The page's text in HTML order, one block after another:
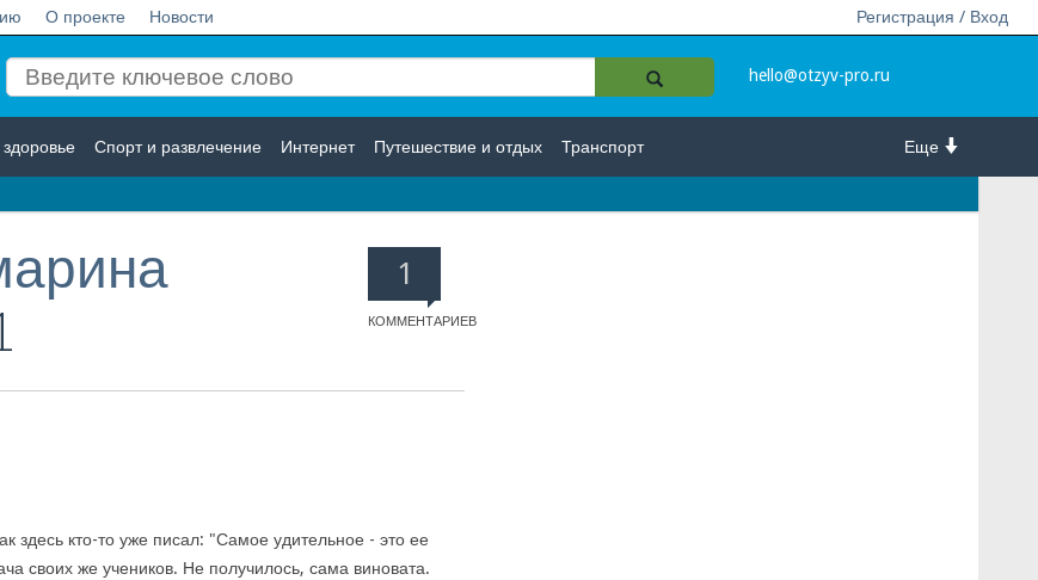
О проекте Новости Регистрация / Вход
hello@otzyv-pro.ru
Еще
Спорт и развлечение Интернет Путешествие и отдых Транспорт
1
КОММЕНТАРИЕВ
здесь кто-то уже писал: "Самое удительное - это ее
своих же учеников. Не получилось, сама виновата.